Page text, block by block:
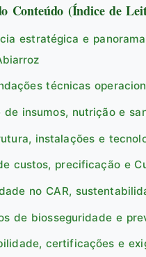
Conteúdo (Índice de
estratégica e
técnicas
de insumos, nutrição e
instalações e
custos, precificação e
no CAR,
de biosseguridade e
certificações e